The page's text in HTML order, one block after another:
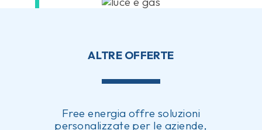
ALTRE OFFERTE
Free energia offre soluzioni
personalizzate per le aziende,